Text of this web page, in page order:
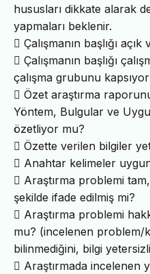
hususları dikkate alarak
yapmaları beklenir.
 Çalışmanın başlığı açık
 Çalışmanın başlığı
çalışma grubunu
 Özet araştırma
Yöntem, Bulgular ve
özetliyor mu?
 Özette verilen bilgiler
 Anahtar kelimeler
 Araştırma problemi
şekilde ifade edilmiş mi?
 Araştırma problemi
mu? (incelenen problem/
bilinmediğini, bilgi
 Araştırmada incelenen